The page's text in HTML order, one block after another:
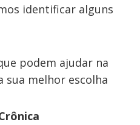
identificar alguns
podem ajudar na
sua melhor escolha